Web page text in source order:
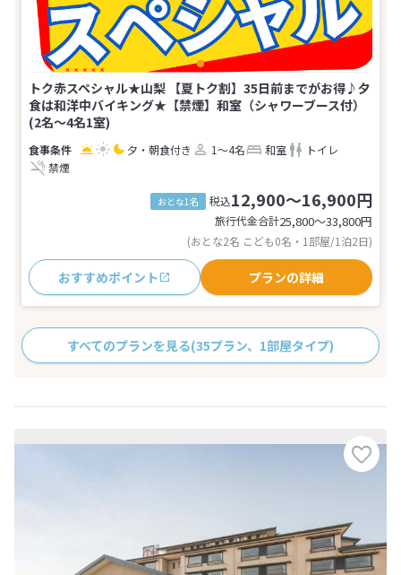
トク赤スペシャル★山梨 【夏トク割】35日前までがお得♪夕
食は和洋中バイキング★【禁煙】和室（シャワーブース付）
(2名～4名1室)
夕・朝食付き 1～4名 和室
トイレ
禁煙
おとな1名 税込12,900～16,900円
旅行代金合計25,800〜33,800円
(おとな2名 こども0名・1部屋/1泊2日)
おすすめポイント プランの詳細
すべてのプランを見る(35プラン、1部屋タイプ)